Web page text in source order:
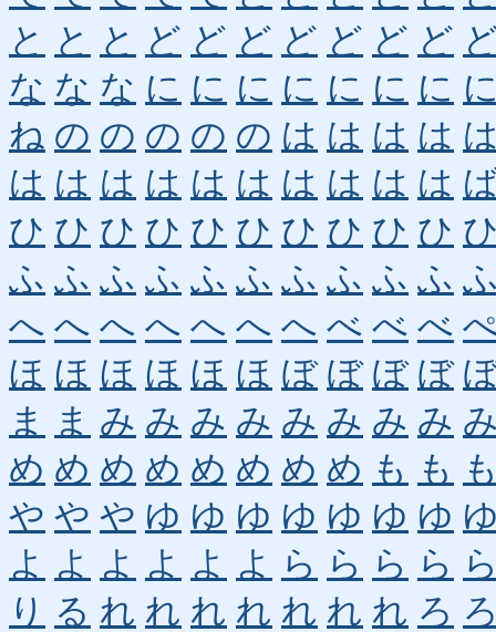
と と と ど ど ど ど ど ど ど
な な な に に に に に に に
ね の の の の の は は は は
は は は は は は は は は は
ひ ひ ひ ひ ひ ひ ひ ひ ひ ひ
ふ ふ ふ ふ ふ ふ ふ ふ ふ ふ
へ へ へ へ へ へ へ べ べ べ
ほ ほ ほ ほ ほ ほ ぼ ぼ ぼ ぼ
ま
ま み み み み み み み み
め め め め め め め め も も
や や や ゆ ゆ ゆ ゆ ゆ ゆ ゆ
よ よ よ よ よ よ ら ら ら ら
り る れ れ れ れ れ れ れ ろ